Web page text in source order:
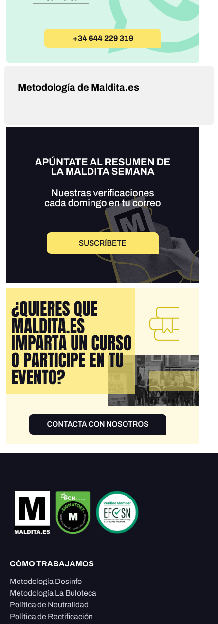
Metodología de Maldita.es
CÓMO TRABAJAMOS
Metodología Desinfo
Metodología La Buloteca
Política de Neutralidad
Política de Rectificación